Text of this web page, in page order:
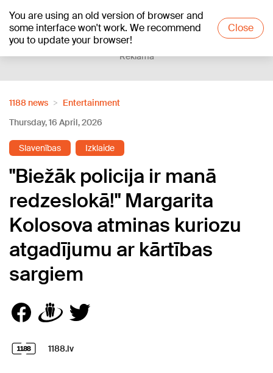
You are using an old version of browser and
some interface won't work. We recommend
you to update your browser!
Close
+15°C
Reklāma
1188 news
Entertainment
Thursday, 16 April, 2026
Slavenības Izklaide
"Biežāk policija ir manā
redzeslokā!" Margarita
Kolosova atminas kuriozu
atgadījumu ar kārtības
sargiem
1188.lv